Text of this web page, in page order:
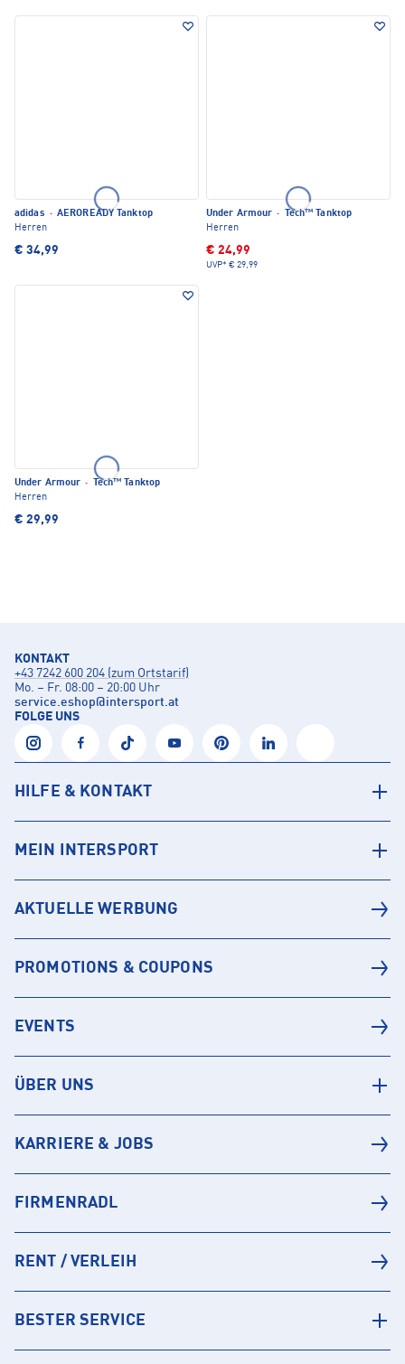
adidas · AEROREADY Tanktop
Herren
€ 34,99
Under Armour ·
Tech™ Tanktop
Herren
€ 24,99
UVP* € 29,99
Under Armour ·
Tech™ Tanktop
Herren
€ 29,99
KONTAKT
+43 7242 600 204 (zum Ortstarif)
Mo. – Fr. 08:00 – 20:00 Uhr
service.eshop@intersport.at
FOLGE UNS
HILFE & KONTAKT
MEIN INTERSPORT
AKTUELLE WERBUNG
PROMOTIONS & COUPONS
EVENTS
ÜBER UNS
KARRIERE & JOBS
FIRMENRADL
RENT / VERLEIH
BESTER SERVICE